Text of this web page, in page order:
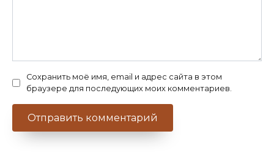
Сохранить моё имя, email и адрес сайта в этом
браузере для последующих моих комментариев.